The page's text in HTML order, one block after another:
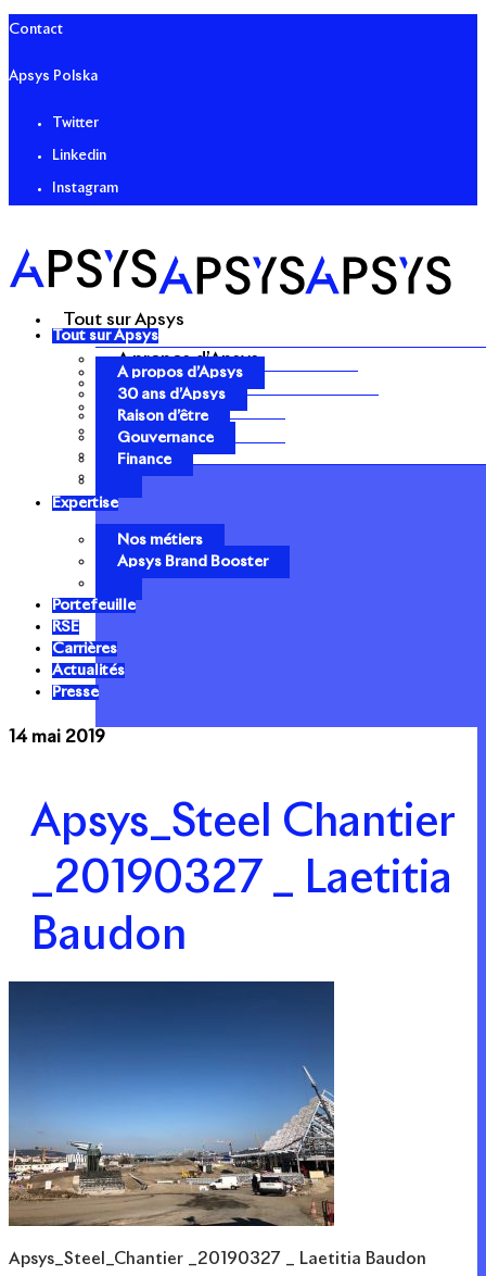
Contact
Apsys Polska
Twitter
Linkedin
Instagram
Tout sur Apsys
A propos d’Apsys
30 ans d’Apsys
Raison d’être
Gouvernance
Finance
Tout sur Apsys
A propos d’Apsys
30 ans d’Apsys
Raison d’être
Gouvernance
Finance
Expertise
Nos métiers
Apsys Brand Booster
Portefeuille
RSE
Carrières
Actualités
Presse
14 mai 2019
Apsys_Steel Chantier
_20190327 _ Laetitia
Baudon
Apsys_Steel_Chantier _20190327 _ Laetitia Baudon